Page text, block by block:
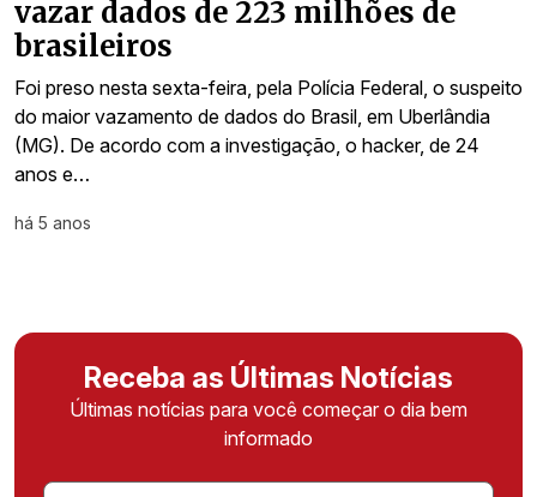
vazar dados de 223 milhões de
brasileiros
Foi preso nesta sexta-feira, pela Polícia Federal, o suspeito
do maior vazamento de dados do Brasil, em Uberlândia
(MG). De acordo com a investigação, o hacker, de 24
anos e…
há 5 anos
Receba as Últimas Notícias
Últimas notícias para você começar o dia bem
informado